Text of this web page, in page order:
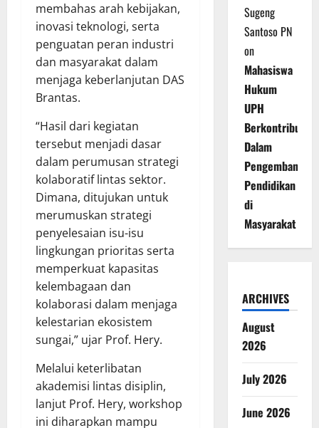
membahas arah kebijakan,
inovasi teknologi, serta
penguatan peran industri
dan masyarakat dalam
menjaga keberlanjutan DAS
Brantas.
“Hasil dari kegiatan
tersebut menjadi dasar
dalam perumusan strategi
kolaboratif lintas sektor.
Dimana, ditujukan untuk
merumuskan strategi
penyelesaian isu-isu
lingkungan prioritas serta
memperkuat kapasitas
kelembagaan dan
kolaborasi dalam menjaga
kelestarian ekosistem
sungai,” ujar Prof. Hery.
Melalui keterlibatan
akademisi lintas disiplin,
lanjut Prof. Hery, workshop
ini diharapkan mampu
Sugeng
Santoso PN
on
Mahasiswa
Hukum
UPH
Berkontribusi
Dalam
Pengembangan
Pendidikan
di
Masyarakat
ARCHIVES
August
2026
July 2026
June 2026